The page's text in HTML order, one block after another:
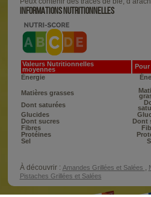
INFORMATIONS NUTRITIONNELLES
Valeurs Nutritionnelles
moyennes Pour
Énergie
Matières grasses
Dont saturées
Glucides
Dont sucres
Dont
Fibres
Protéines
Sel
À découvrir : Amandes Grillées et Salées
Pistaches Grillées et Salées